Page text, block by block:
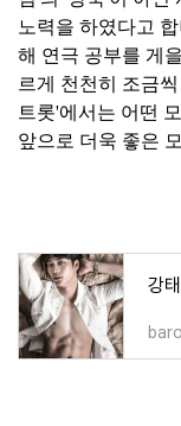
노력을 하였다고
해 연극 공부를 게
르게 천천히 조금
트롯'에서는 어떤
앞으로 더욱 좋은
강